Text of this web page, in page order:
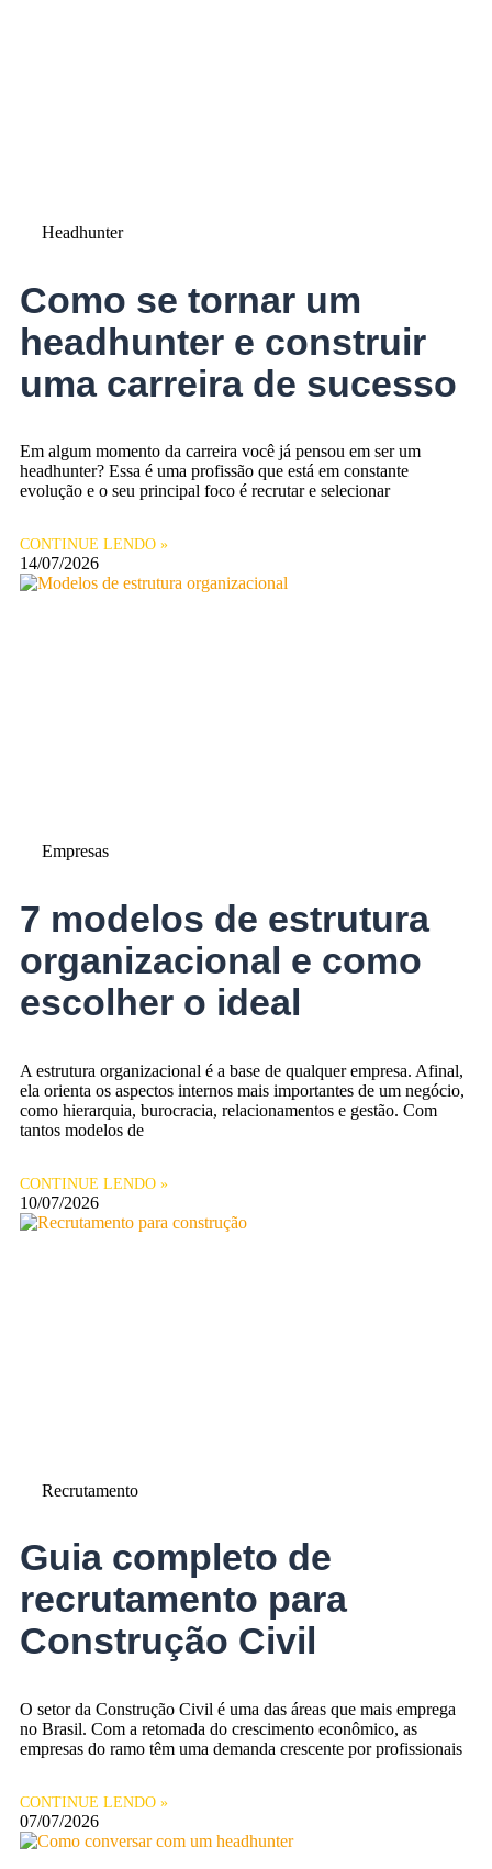
Headhunter
Como se tornar um
headhunter e construir
uma carreira de sucesso
Em algum momento da carreira você já pensou em ser um
headhunter? Essa é uma profissão que está em constante
evolução e o seu principal foco é recrutar e selecionar
CONTINUE LENDO »
14/07/2026
Empresas
7 modelos de estrutura
organizacional e como
escolher o ideal
A estrutura organizacional é a base de qualquer empresa. Afinal,
ela orienta os aspectos internos mais importantes de um negócio,
como hierarquia, burocracia, relacionamentos e gestão. Com
tantos modelos de
CONTINUE LENDO »
10/07/2026
Recrutamento
Guia completo de
recrutamento para
Construção Civil
O setor da Construção Civil é uma das áreas que mais emprega
no Brasil. Com a retomada do crescimento econômico, as
empresas do ramo têm uma demanda crescente por profissionais
CONTINUE LENDO »
07/07/2026